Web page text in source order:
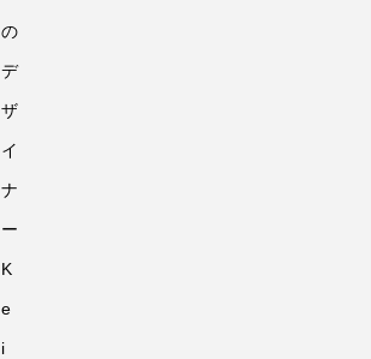
の
デ
ザ
イ
ナ
ー
K
e
i